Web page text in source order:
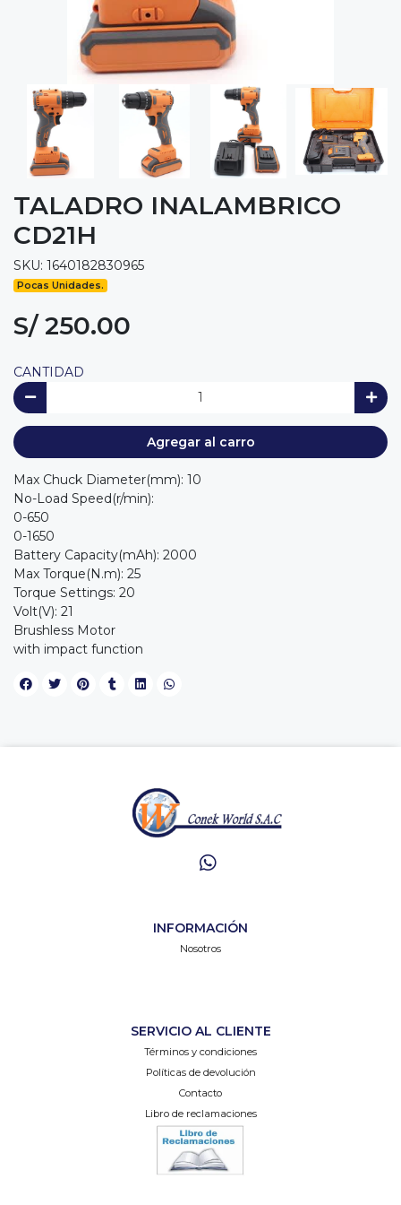
TALADRO INALAMBRICO
CD21H
SKU: 1640182830965
Pocas Unidades.
S/ 250.00
CANTIDAD
Agregar al carro
Max Chuck Diameter(mm): 10
No-Load Speed(r/min):
0-650
0-1650
Battery Capacity(mAh): 2000
Max Torque(N.m): 25
Torque Settings: 20
Volt(V): 21
Brushless Motor
with impact function
INFORMACIÓN
Nosotros
SERVICIO AL CLIENTE
Términos y condiciones
Políticas de devolución
Contacto
Libro de reclamaciones